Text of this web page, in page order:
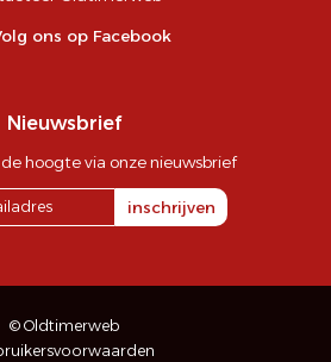
ons op Facebook
Nieuwsbrief
hoogte via onze nieuwsbrief
inschrijven
© Oldtimerweb